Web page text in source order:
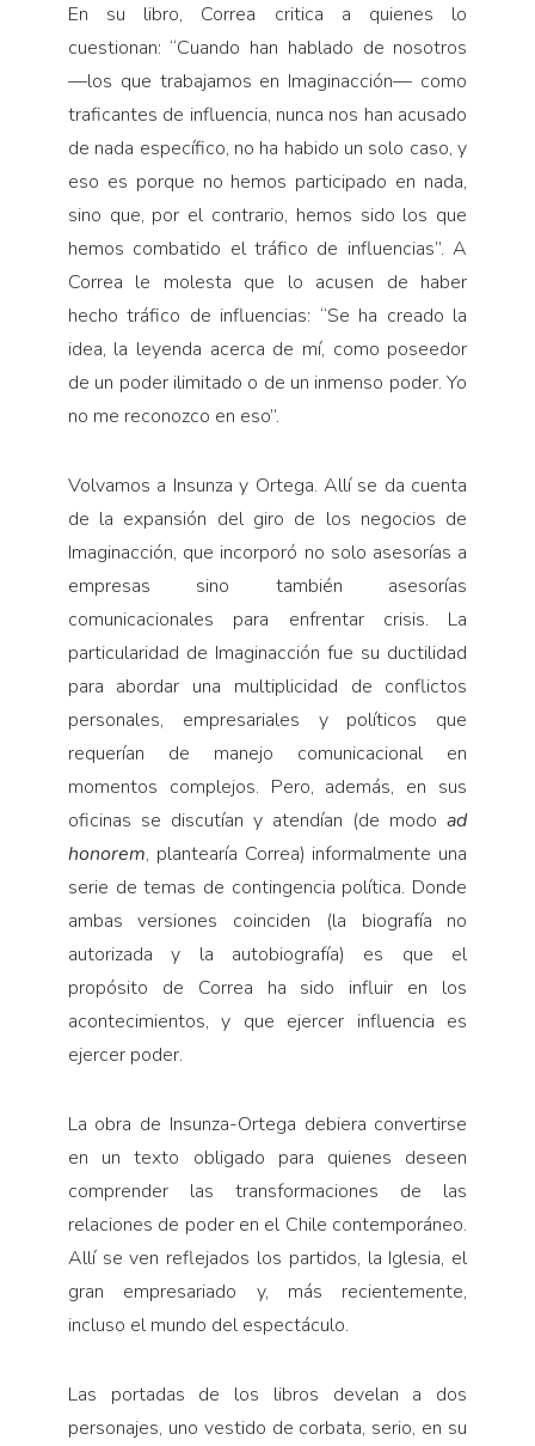
En su libro, Correa critica a quienes lo
cuestionan: “Cuando han hablado de nosotros
—los que trabajamos en Imaginacción— como
traficantes de influencia, nunca nos han acusado
de nada específico, no ha habido un solo caso, y
eso es porque no hemos participado en nada,
sino que, por el contrario, hemos sido los que
hemos combatido el tráfico de influencias”. A
Correa le molesta que lo acusen de haber
hecho tráfico de influencias: “Se ha creado la
idea, la leyenda acerca de mí, como poseedor
de un poder ilimitado o de un inmenso poder. Yo
no me reconozco en eso”.
Volvamos a Insunza y Ortega. Allí se da cuenta
de la expansión del giro de los negocios de
Imaginacción, que incorporó no solo asesorías a
empresas sino también asesorías
comunicacionales para enfrentar crisis. La
particularidad de Imaginacción fue su ductilidad
para abordar una multiplicidad de conflictos
personales, empresariales y políticos que
requerían de manejo comunicacional en
momentos complejos. Pero, además, en sus
oficinas se discutían y atendían (de modoad
honorem, plantearía Correa) informalmente una
serie de temas de contingencia política. Donde
ambas versiones coinciden (la biografía no
autorizada y la autobiografía) es que el
propósito de Correa ha sido influir en los
acontecimientos, y que ejercer influencia es
ejercer poder.
La obra de Insunza-Ortega debiera convertirse
en un texto obligado para quienes deseen
comprender las transformaciones de las
relaciones de poder en el Chile contemporáneo.
Allí se ven reflejados los partidos, la Iglesia, el
gran empresariado y, más recientemente,
incluso el mundo del espectáculo.
Las portadas de los libros develan a dos
personajes, uno vestido de corbata, serio, en su